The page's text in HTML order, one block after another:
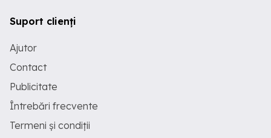
Suport clienți
Ajutor
Contact
Publicitate
Întrebări frecvente
Termeni și condiții